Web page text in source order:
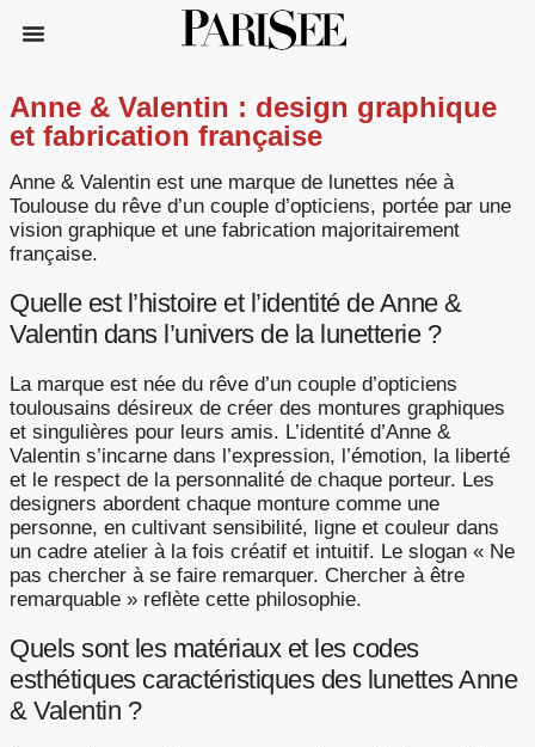
Anne & Valentin : design graphique
et fabrication française
Anne & Valentin est une marque de lunettes née à
Toulouse du rêve d’un couple d’opticiens, portée par une
vision graphique et une fabrication majoritairement
française.
Quelle est l’histoire et l’identité de Anne &
Valentin dans l’univers de la lunetterie ?
La marque est née du rêve d’un couple d’opticiens
toulousains désireux de créer des montures graphiques
et singulières pour leurs amis. L’identité d’Anne &
Valentin s’incarne dans l’expression, l’émotion, la liberté
et le respect de la personnalité de chaque porteur. Les
designers abordent chaque monture comme une
personne, en cultivant sensibilité, ligne et couleur dans
un cadre atelier à la fois créatif et intuitif. Le slogan « Ne
pas chercher à se faire remarquer. Chercher à être
remarquable » reflète cette philosophie.
Quels sont les matériaux et les codes
esthétiques caractéristiques des lunettes Anne
& Valentin ?